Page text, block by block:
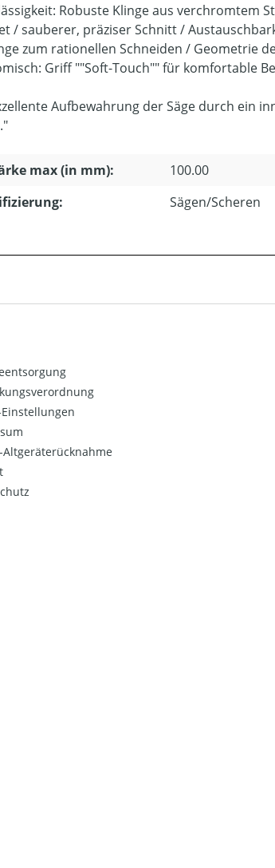
Robuste Klinge aus verchromtem
/ sauberer, präziser Schnitt /
zum rationellen Schneiden / Geometrie
Griff ""Soft-Touch"" für komfortable
Aufbewahrung der Säge durch ein
max (in mm):
100.00
Sägen/Scheren
Einstellungen
Altgeräterücknahme